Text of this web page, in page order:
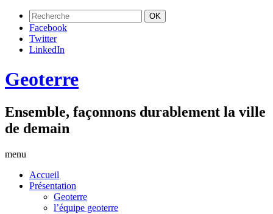
Facebook
Twitter
LinkedIn
Geoterre
Ensemble, façonnons durablement la ville
de demain
menu
Accueil
Présentation
Geoterre
l’équipe geoterre